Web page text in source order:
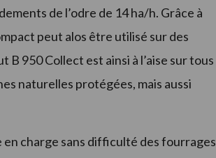
de l’odre de 14 ha/h. Grâce à
peut alos être utilisé sur des
B 950 Collect est ainsi à l’aise sur tous
naturelles protégées, mais aussi
charge sans difficulté des fourrages